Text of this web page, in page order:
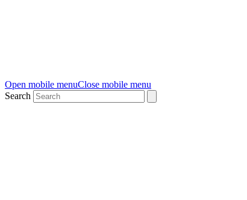
Open mobile menuClose mobile menu
Search